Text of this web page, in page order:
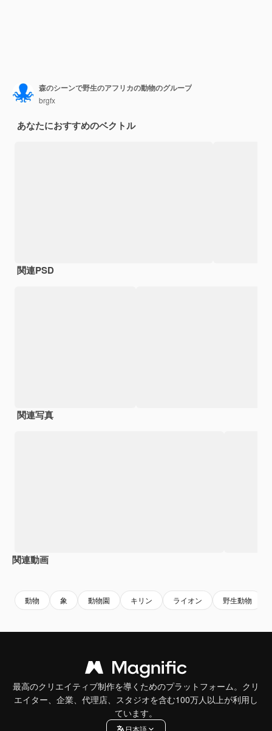
森のシーンで野生のアフリカの動物のグループ
brgfx
あなたにおすすめのベクトル
関連PSD
関連写真
関連動画
動物 象 動物園 キリン ライオン 野生動物
最高のクリエイティブ制作を導くためのプラットフォーム。クリ
エイター、企業、代理店、スタジオを含む100万人以上が利用し
ています。